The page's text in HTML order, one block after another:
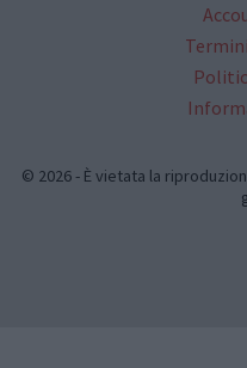
© 2026 - È vietata la